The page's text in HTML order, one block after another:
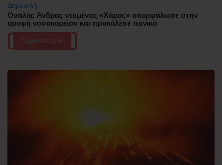
Δημοφιλή
Ουαλία: Άνδρας ντυμένος «Χάρος» σκαρφάλωσε στην
οροφή νοσοκομείου και προκάλεσε πανικό
Περισσότερα